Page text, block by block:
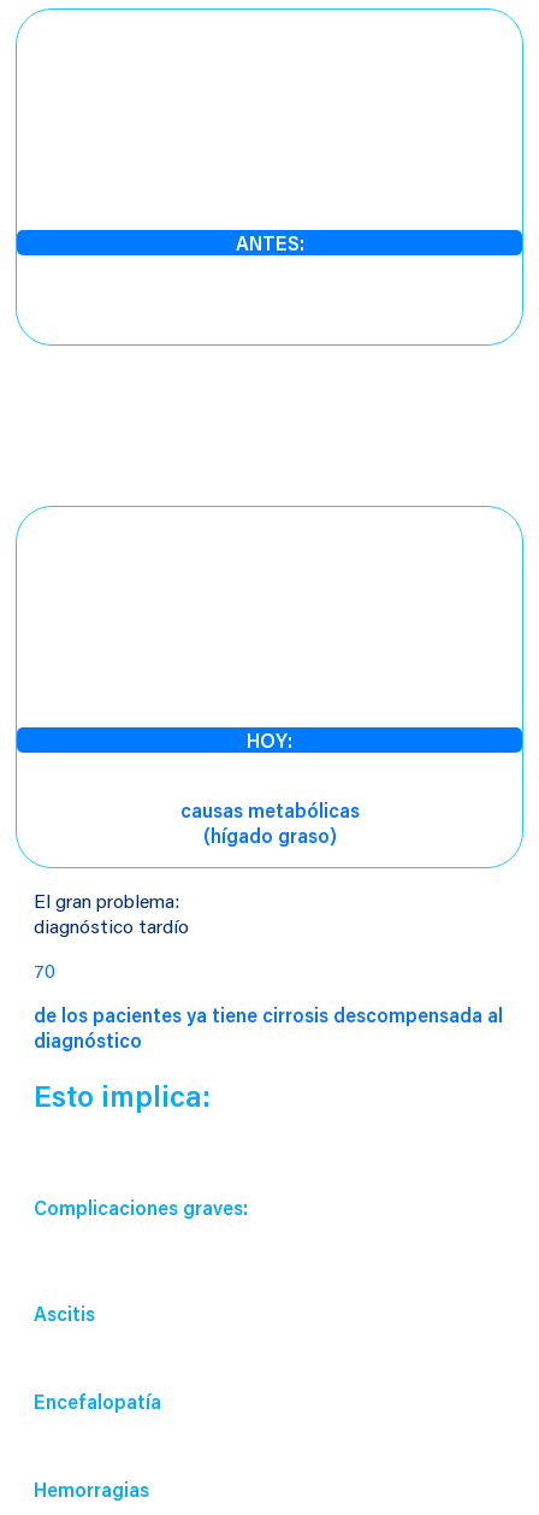
ANTES:
HOY:
causas metabólicas
(hígado graso)
El gran problema:
diagnóstico tardío
70
de los pacientes ya tiene cirrosis descompensada al
diagnóstico
Esto implica:
Complicaciones graves:
Ascitis
Encefalopatía
Hemorragias